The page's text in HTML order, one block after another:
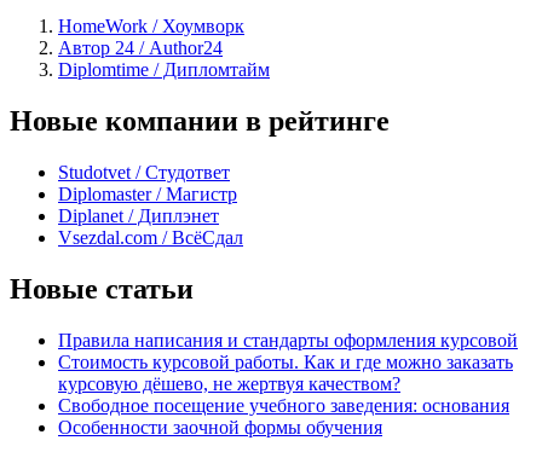
HomeWork / Хоумворк
Автор 24 / Author24
Diplomtime / Дипломтайм
Новые компании в рейтинге
Studotvet / Студответ
Diplomaster / Магистр
Diplanet / Диплэнет
Vsezdal.com / ВсёСдал
Новые статьи
Правила написания и стандарты оформления курсовой
Стоимость курсовой работы. Как и где можно заказать
курсовую дёшево, не жертвуя качеством?
Свободное посещение учебного заведения: основания
Особенности заочной формы обучения